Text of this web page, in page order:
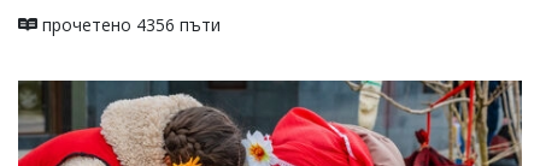
прочетено 4356 пъти